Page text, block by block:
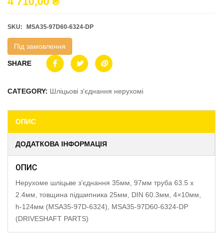
SKU: MSA35-97D60-6324-DP
Під замовлення
SHARE
CATEGORY: Шліцьові з'єднання нерухомі
ОПИС
ДОДАТКОВА ІНФОРМАЦІЯ
ОПИС
Нерухоме шліцьве з’єднання 35мм, 97мм труба 63.5 x
2.4мм, товщина підшипника 25мм, DIN 60.3мм, 4×10мм,
h-124мм (MSA35-97D-6324), MSA35-97D60-6324-DP
(DRIVESHAFT PARTS)